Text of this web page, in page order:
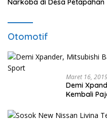
Narkoba di Desa Petapahan
Otomotif
Maret 16,
Demi
Kembali